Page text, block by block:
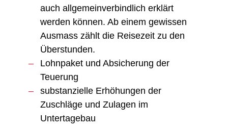
auch allgemeinverbindlich erklärt
werden können. Ab einem gewissen
Ausmass zählt die Reisezeit zu den
Überstunden.
Lohnpaket und Absicherung der
Teuerung
substanzielle Erhöhungen der
Zuschläge und Zulagen im
Untertagebau